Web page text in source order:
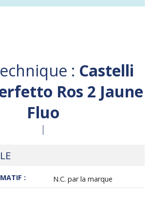
: Castelli
Ros 2 Jaune
Fluo
: N.C. par la marque